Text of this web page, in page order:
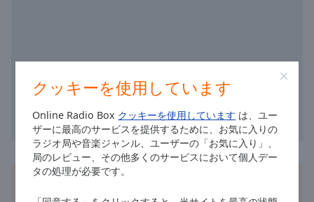
クッキーを使用しています
Online Radio Box クッキーを使用しています は、ユー
ザーに最高のサービスを提供するために、お気に入りの
ラジオ局や音楽ジャンル、ユーザーの「お気に入り」、
局のレビュー、その他多くのサービスにおいて個人デー
タの処理が必要です。
the
Opacity
無料のOnline Radio Box
インストールして、お気に入りのラジオ局をオンライ